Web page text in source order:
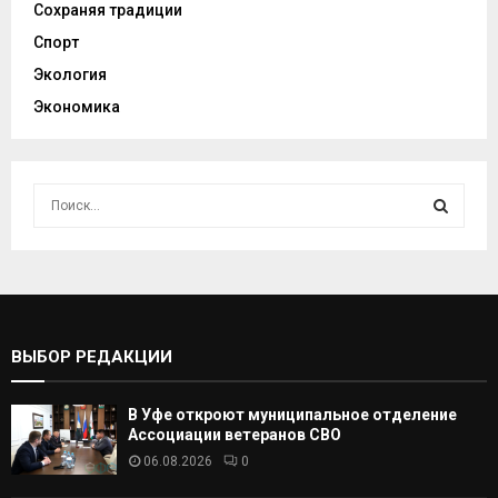
Сохраняя традиции
Спорт
Экология
Экономика
С
А
ВЫБОР РЕДАКЦИИ
В Уфе откроют муниципальное отделение
Ассоциации ветеранов СВО
06.08.2026 0